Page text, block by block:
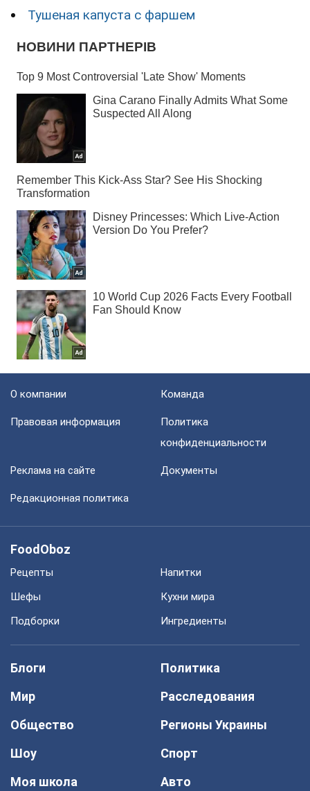
Тушеная капуста с фаршем
О компании Команда
Правовая информация
Политика
конфиденциальности
Реклама на сайте Документы
Редакционная политика
FoodOboz
Рецепты
Напитки
Шефы
Кухни мира
Подборки
Ингредиенты
Блоги
Политика
Мир
Расследования
Общество
Регионы Украины
Шоу
Спорт
Моя школа
Авто